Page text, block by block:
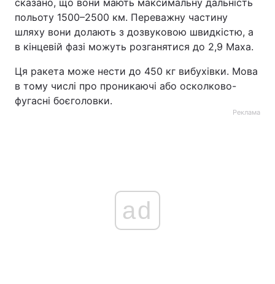
сказано, що вони мають максимальну дальність
польоту 1500–2500 км. Переважну частину
шляху вони долають з дозвуковою швидкістю, а
в кінцевій фазі можуть розганятися до 2,9 Маха.
Ця ракета може нести до 450 кг вибухівки. Мова
в тому числі про проникаючі або осколково-
фугасні боєголовки.
Реклама
ad